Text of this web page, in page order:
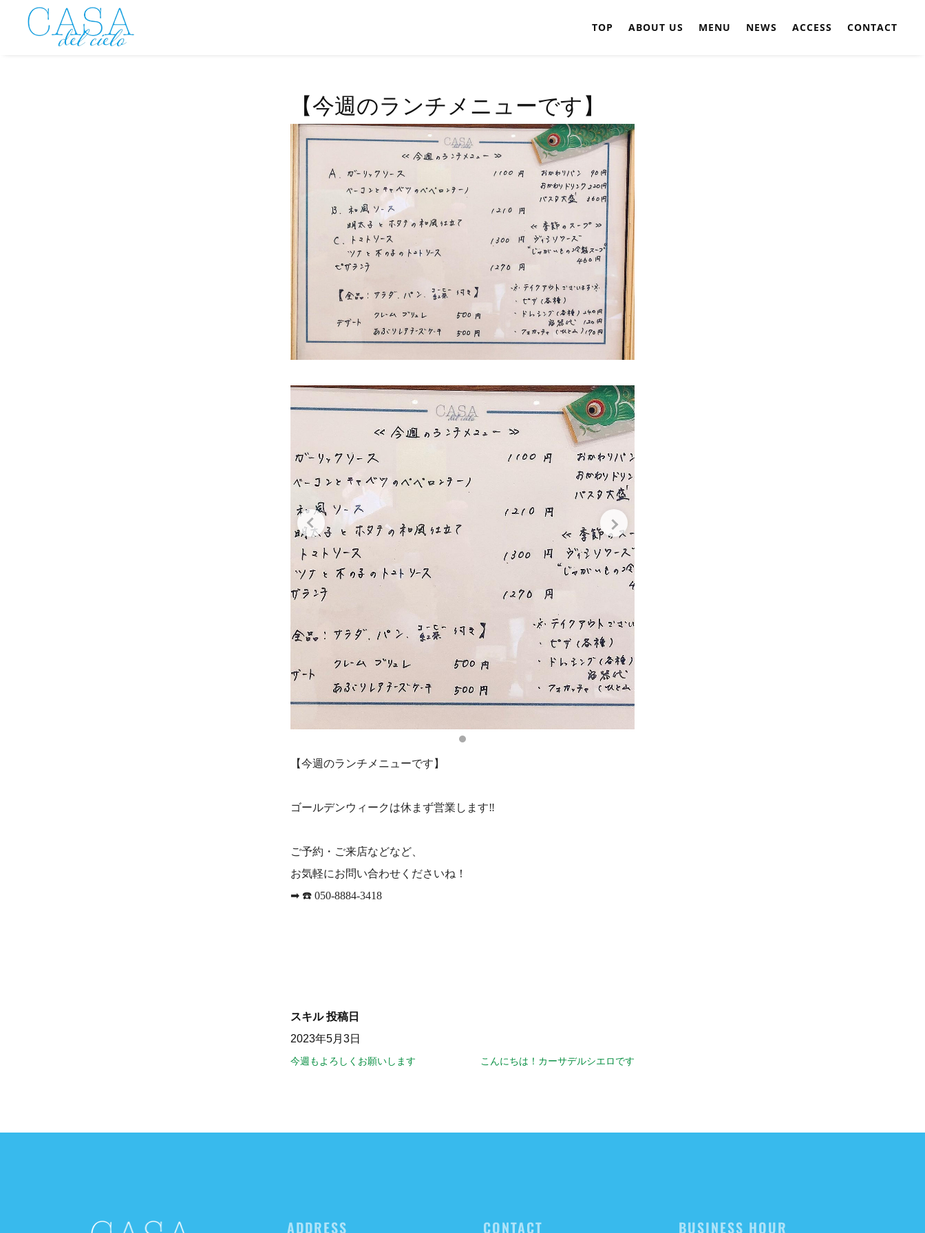
TOP ABOUT US MENU NEWS ACCESS CONTACT
【今週のランチメニューです】
【今週のランチメニューです】
ゴールデンウィークは休まず営業します‼️
ご予約・ご来店などなど、
お気軽にお問い合わせくださいね！
➡︎ ☎️ 050-8884-3418
スキル 投稿日
2023年5月3日
今週もよろしくお願いします こんにちは！カーサデルシエロです
ADDRESS CONTACT BUSINESS HOUR